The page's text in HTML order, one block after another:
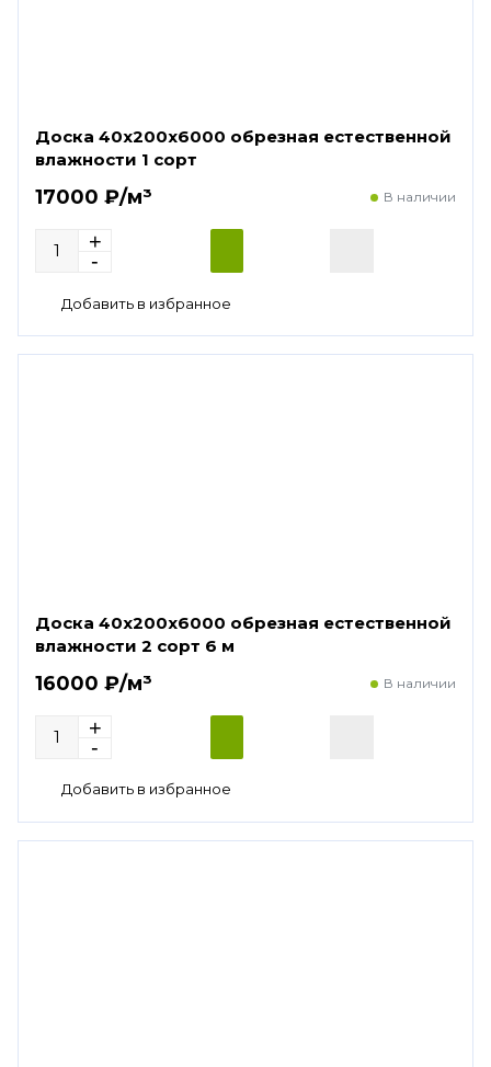
Доска 40х200х6000 обрезная естественной
влажности 1 сорт
17000 ₽/м³ В наличии
Доска 40х200х6000 обрезная естественной
влажности 2 сорт 6 м
16000 ₽/м³ В наличии